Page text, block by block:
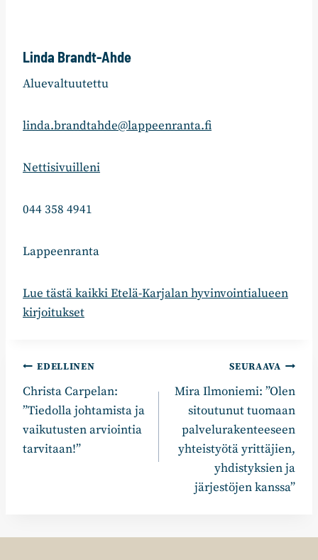
Linda Brandt-Ahde
Aluevaltuutettu
linda.brandtahde@lappeenranta.fi
Nettisivuilleni
044 358 4941
Lappeenranta
Lue tästä kaikki Etelä-Karjalan hyvinvointialueen
kirjoitukset
Artikkelien
selaus
EDELLINEN
Christa Carpelan:
”Tiedolla johtamista ja
vaikutusten arviointia
tarvitaan!”
SEURAAVA
Mira Ilmoniemi: ”Olen
sitoutunut tuomaan
palvelurakenteeseen
yhteistyötä yrittäjien,
yhdistyksien ja
järjestöjen kanssa”